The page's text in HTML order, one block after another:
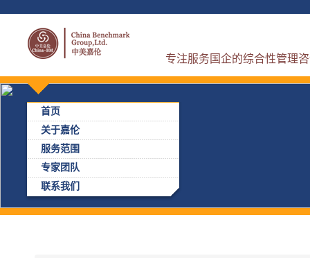
专注服务国企的综合性管理
首页
关于嘉伦
服务范围
专家团队
联系我们